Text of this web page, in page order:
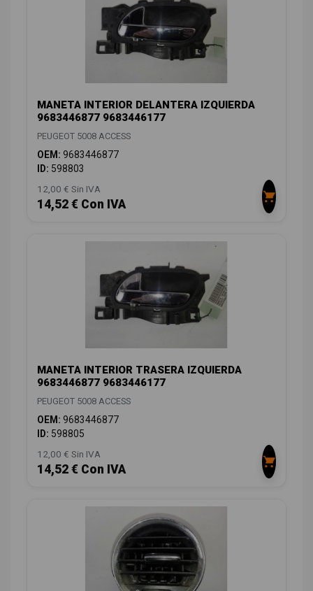
MANETA INTERIOR DELANTERA IZQUIERDA
9683446877 9683446177
PEUGEOT 5008 ACCESS
OEM: 9683446877
ID: 598803
12,00 € Sin IVA
14,52 € Con IVA
MANETA INTERIOR TRASERA IZQUIERDA
9683446877 9683446177
PEUGEOT 5008 ACCESS
OEM: 9683446877
ID: 598805
12,00 € Sin IVA
14,52 € Con IVA